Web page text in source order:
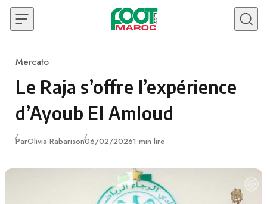
Skip to content
Category
Mercato
Le Raja s’offre l’expérience
d’Ayoub El Amloud
ParOlivia RabarisonPublié
06/02/20261 min lire